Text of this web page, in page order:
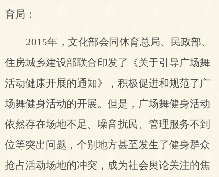
育局：
2015年，文化部会同体育总局、民政部、
住房城乡建设部联合印发了《关于引导广场舞
活动健康开展的通知》， 积极促进和规范了广
场舞健身活动的开展。但是，广场舞健身活动
依然存在场地不足、噪音扰民、管理服务不到
位等突出问题，个别地方甚至发生了健身群众
抢占活动场地的冲突，成为社会舆论关注的焦